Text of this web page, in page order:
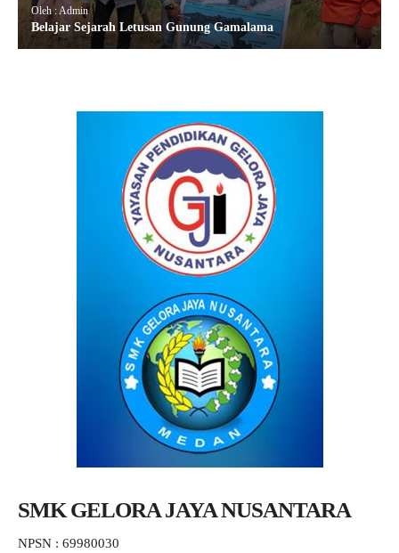
Oleh : Admin
Belajar Sejarah Letusan Gunung Gamalama
SMK GELORA JAYA NUSANTARA
NPSN : 69980030